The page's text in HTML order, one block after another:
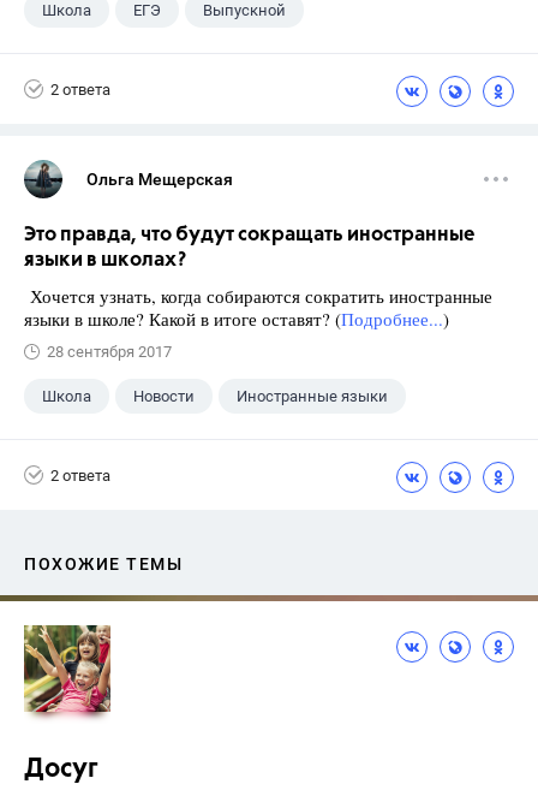
Школа ЕГЭ Выпускной
2 ответа
Ольга Мещерская
Это правда, что будут сокращать иностранные
языки в школах?
Хочется узнать, когда собираются сократить иностранные
языки в школе? Какой в итоге оставят? (Подробнее...)
28 сентября 2017
Школа Новости Иностранные языки
2 ответа
ПОХОЖИЕ ТЕМЫ
Досуг